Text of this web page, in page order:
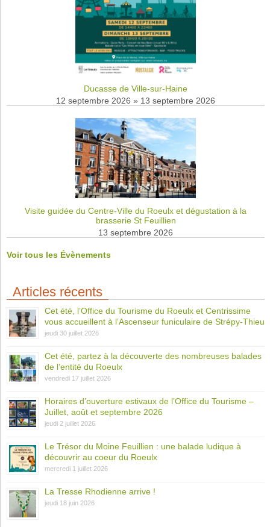
Ducasse de Ville-sur-Haine
12 septembre 2026 » 13 septembre 2026
Visite guidée du Centre-Ville du Roeulx et dégustation à la
brasserie St Feuillien
13 septembre 2026
Voir tous les Évènements
Articles récents
Cet été, l’Office du Tourisme du Roeulx et Centrissime
vous accueillent à l’Ascenseur funiculaire de Strépy-Thieu
jeudi 30 juillet 2026
Cet été, partez à la découverte des nombreuses balades
de l’entité du Roeulx
vendredi 17 juillet 2026
Horaires d’ouverture estivaux de l’Office du Tourisme –
Juillet, août et septembre 2026
jeudi 2 juillet 2026
Le Trésor du Moine Feuillien : une balade ludique à
découvrir au coeur du Roeulx
mercredi 1 juillet 2026
La Tresse Rhodienne arrive !
jeudi 18 juin 2026